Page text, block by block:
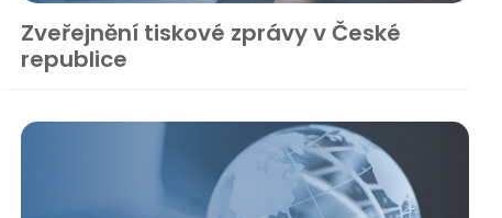
Zveřejnění tiskové zprávy v České
republice